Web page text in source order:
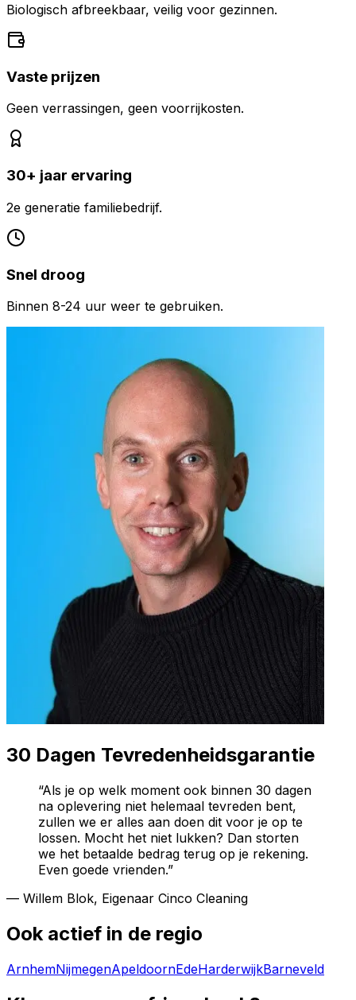
Biologisch afbreekbaar, veilig voor gezinnen.
Vaste prijzen
Geen verrassingen, geen voorrijkosten.
30+ jaar ervaring
2e generatie familiebedrijf.
Snel droog
Binnen 8-24 uur weer te gebruiken.
30 Dagen Tevredenheidsgarantie
“Als je op welk moment ook binnen 30 dagen
na oplevering niet helemaal tevreden bent,
zullen we er alles aan doen dit voor je op te
lossen. Mocht het niet lukken? Dan storten
we het betaalde bedrag terug op je rekening.
Even goede vrienden.”
— Willem Blok, Eigenaar Cinco Cleaning
Ook actief in de regio
ArnhemNijmegenApeldoornEdeHarderwijkBarneveld